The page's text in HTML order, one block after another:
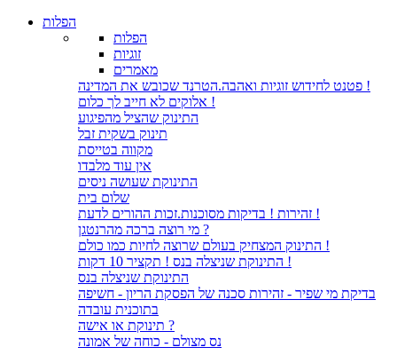
הפלות
הפלות
זוגיות
מאמרים
פטנט לחידוש זוגיות ואהבה.הטרנד שכובש את המדינה !
אלוקים לא חייב לך כלום !
התינוק שהציל מהפיגוע
תינוק בשקית זבל
מקווה בטייסת
אין עוד מלבדו
התינוקת שעושה ניסים
שלום בית
זהירות ! בדיקות מסוכנות.זכות ההורים לדעת !
מי רוצה ברכה מהרנטגן ?
התינוק המצחיק בעולם שרוצה לחיות כמו כולם !
התינוקת שניצלה בנס ! תקציר 10 דקות !
התינוקת שניצלה בנס
בדיקת מי שפיר - זהירות סכנה של הפסקת הריון - חשיפה
בתוכנית עובדה
תינוקת או אישה ?
נס מצולם - כוחה של אמונה